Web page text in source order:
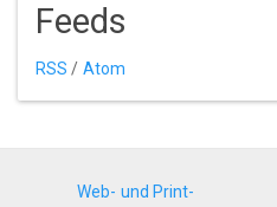
Feeds
RSS / Atom
Web- und Print-